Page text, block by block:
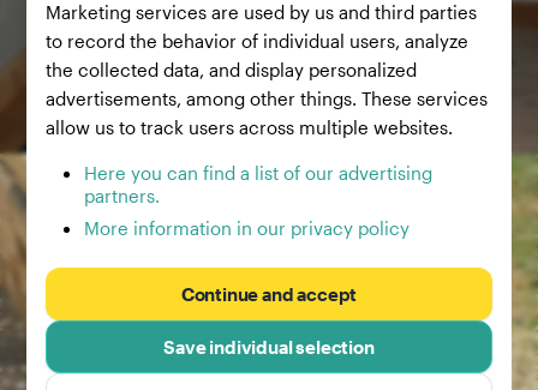
Marketing services are used by us and third parties
to record the behavior of individual users, analyze
the collected data, and display personalized
advertisements, among other things. These services
allow us to track users across multiple websites.
Here you can find a list of our advertising
partners.
More information in our privacy policy
Continue and accept
Save individual selection